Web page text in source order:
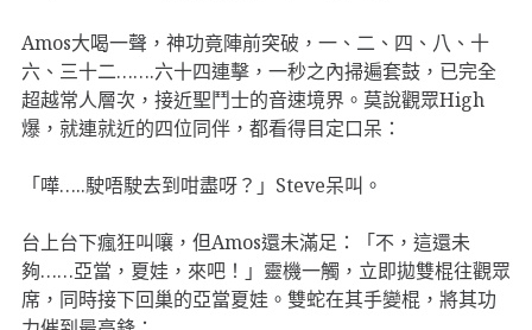
Amos大喝一聲，神功竟陣前突破，一、二、四、八、十
六、三十二…….六十四連擊，一秒之內掃遍套鼓，已完全
超越常人層次，接近聖鬥士的音速境界。莫說觀眾High
爆，就連就近的四位同伴，都看得目定口呆：
「嘩…..駛唔駛去到咁盡呀？」Steve呆叫。
台上台下瘋狂叫嚷，但Amos還未滿足：「不，這還未
夠……亞當，夏娃，來吧！」靈機一觸，立即拋雙棍往觀眾
席，同時接下回巢的亞當夏娃。雙蛇在其手變棍，將其功